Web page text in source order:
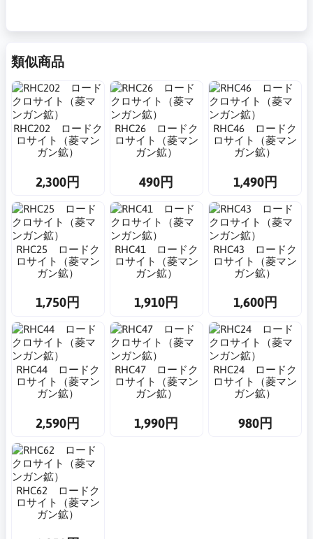
類似商品
RHC202 ロードク
ロサイト（菱マン
ガン鉱）
2,300円
RHC26 ロードク
ロサイト（菱マン
ガン鉱）
490円
RHC46 ロードク
ロサイト（菱マン
ガン鉱）
1,490円
RHC25 ロードク
ロサイト（菱マン
ガン鉱）
1,750円
RHC41 ロードク
ロサイト（菱マン
ガン鉱）
1,910円
RHC43 ロードク
ロサイト（菱マン
ガン鉱）
1,600円
RHC44 ロードク
ロサイト（菱マン
ガン鉱）
2,590円
RHC47 ロードク
ロサイト（菱マン
ガン鉱）
1,990円
RHC24 ロードク
ロサイト（菱マン
ガン鉱）
980円
RHC62 ロードク
ロサイト（菱マン
ガン鉱）